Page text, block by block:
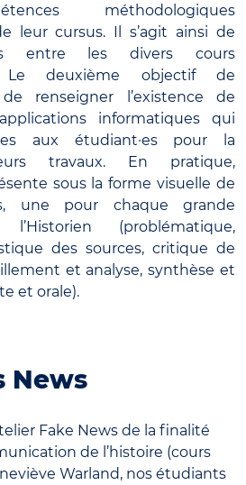
méthodologiques
leur cursus. Il s’agit ainsi de
entre les divers cours
Le deuxième objectif de
renseigner l’existence de
informatiques qui
aux étudiant·es pour la
travaux. En pratique,
sous la forme visuelle de
une pour chaque grande
(problématique,
des sources, critique de
et analyse, synthèse et
et orale).
News
Fake News de la finalité
de l’histoire (cours
Warland, nos étudiants